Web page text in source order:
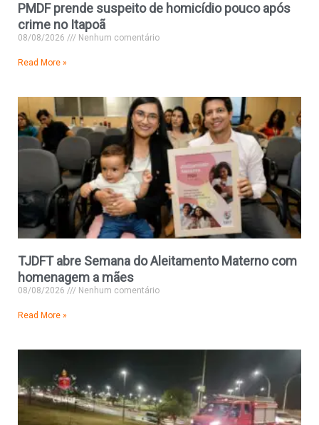
PMDF prende suspeito de homicídio pouco após
crime no Itapoã
08/08/2026 Nenhum comentário
Read More »
TJDFT abre Semana do Aleitamento Materno com
homenagem a mães
08/08/2026 Nenhum comentário
Read More »